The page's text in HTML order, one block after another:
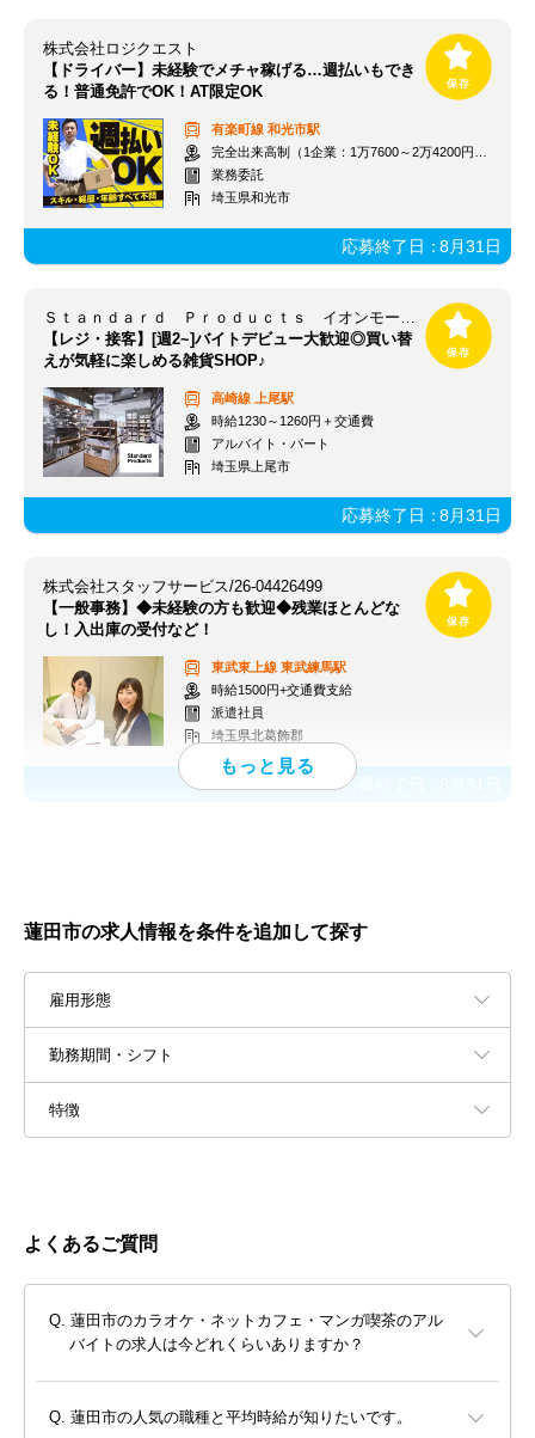
株式会社ロジクエスト
【ドライバー】未経験でメチャ稼げる…週払いもでき
る！普通免許でOK！AT限定OK
有楽町線 和光市駅
完全出来高制（1企業：1万7600～2万4200円※1日あたり）
業務委託
埼玉県和光市
応募終了日：8月31日
Ｓｔａｎｄａｒｄ Ｐｒｏｄｕｃｔｓ イオンモール上尾店_2050
【レジ・接客】[週2~]バイトデビュー大歓迎◎買い替
えが気軽に楽しめる雑貨SHOP♪
高崎線
上尾駅
時給1230～1260円＋交通費
アルバイト・パート
埼玉県上尾市
応募終了日：8月31日
株式会社スタッフサービス/26-04426499
【一般事務】◆未経験の方も歓迎◆残業ほとんどな
し！入出庫の受付など！
東武東上線 東武練馬駅
時給1500円+交通費支給
派遣社員
埼玉県北葛飾郡
応募終了日：
蓮田市の求人情報を条件を追加して探す
雇用形態
勤務期間・シフト
特徴
よくあるご質問
蓮田市のカラオケ・ネットカフェ・マンガ喫茶のアル
バイトの求人は今どれくらいありますか？
蓮田市の人気の職種と平均時給が知りたいです。